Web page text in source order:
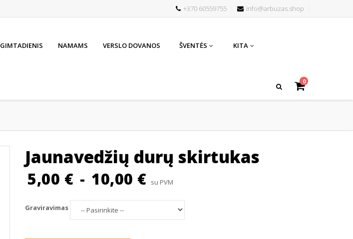
+370 60559755 info@arbuzas.shop
GIMTADIENIS NAMAMS VERSLO DOVANOS ŠVENTĖS KITA
0
Jaunavedžių durų skirtukas
5,00 € - 10,00 € su PVM
Graviravimas